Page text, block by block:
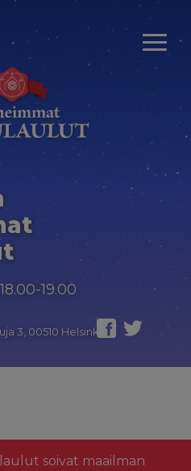
19.00
3, 00510 Helsinki
soivat maailman